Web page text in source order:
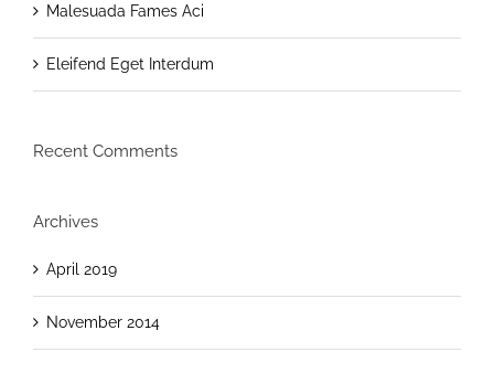
Malesuada Fames Aci
Eleifend Eget Interdum
Recent Comments
Archives
April 2019
November 2014